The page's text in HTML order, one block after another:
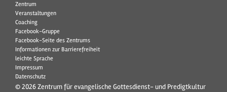
Zentrum
Veranstaltungen
Coaching
Facebook-Gruppe
Facebook-Seite des Zentrums
Informationen zur Barrierefreiheit
leichte Sprache
Impressum
Datenschutz
© 2026 Zentrum für evangelische Gottesdienst- und Predigtkultur